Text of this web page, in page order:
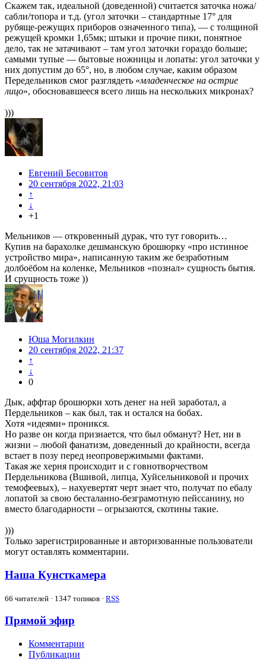
Скажем так, идеальной (доведенной) считается заточка ножа/
сабли/топора и т.д. (угол заточки – стандартные 17° для
рубяще-режущих приборов означенного типа), — с толщиной
режущей кромки 1,65мк; штыки и прочие пики, понятное
дело, так не затачивают – там угол заточки гораздо больше;
самыми тупые — бытовые ножницы и лопаты: угол заточки у
них допустим до 65°, но, в любом случае, каким образом
Передельников смог разглядеть «младенческое на острие
лицо», обосновавшееся всего лишь на нескольких микронах?
)))
Евгений Бесовитов
20 сентября 2022, 21:03
↑
↓
+1
Мельников — откровенный дурак, что тут говорить…
Купив на барахолке дешманскую брошюрку «про истинное
устройство мира», написанную таким же безработным
долбоёбом на коленке, Мельников «познал» сущность бытия.
И срущность тоже ))
Юша Могилкин
20 сентября 2022, 21:37
↑
↓
0
Дык, аффтар брошюрки хоть денег на ней заработал, а
Пердельников – как был, так и остался на бобах.
Хотя «идеями» проникся.
Но разве он когда признается, что был обманут? Нет, ни в
жизни – любой фанатизм, доведенный до крайности, всегда
встает в позу перед неопровержимыми фактами.
Такая же херня происходит и с говнотворчеством
Пердельникова (Вшивой, липца, Хуйсельниковой и прочих
темофеевых), – нахуевертят черт знает что, получат по ебалу
лопатой за свою бесталанно-безграмотную пейссанину, но
вместо благодарности – огрызаются, скотины такие.
)))
Только зарегистрированные и авторизованные пользователи
могут оставлять комментарии.
Наша Кунсткамера
66 читателей · 1347 топиков · RSS
Прямой эфир
Комментарии
Публикации